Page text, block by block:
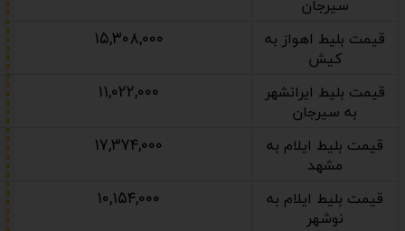
سیرجان
قیمت بلیط اهواز به
کیش
۱۵,۳۰۸,۰۰۰
قیمت بلیط ایرانشهر
به سیرجان
۱۱,۰۲۲,۰۰۰
قیمت بلیط ایلام به
مشهد
۱۷,۳۷۴,۰۰۰
قیمت بلیط ایلام به
نوشهر
۱۰,۱۵۴,۰۰۰